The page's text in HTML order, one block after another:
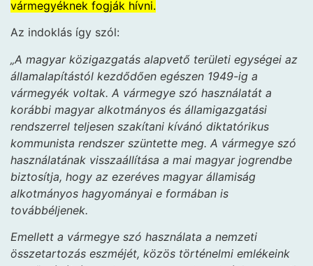
vármegyéknek fogják hívni.
Az indoklás így szól:
„A magyar közigazgatás alapvető területi egységei az
államalapítástól kezdődően egészen 1949-ig a
vármegyék voltak. A vármegye szó használatát a
korábbi magyar alkotmányos és államigazgatási
rendszerrel teljesen szakítani kívánó diktatórikus
kommunista rendszer szüntette meg. A vármegye szó
használatának visszaállítása a mai magyar jogrendbe
biztosítja, hogy az ezeréves magyar államiság
alkotmányos hagyományai e formában is
továbbéljenek.
Emellett a vármegye szó használata a nemzeti
összetartozás eszméjét, közös történelmi emlékeink